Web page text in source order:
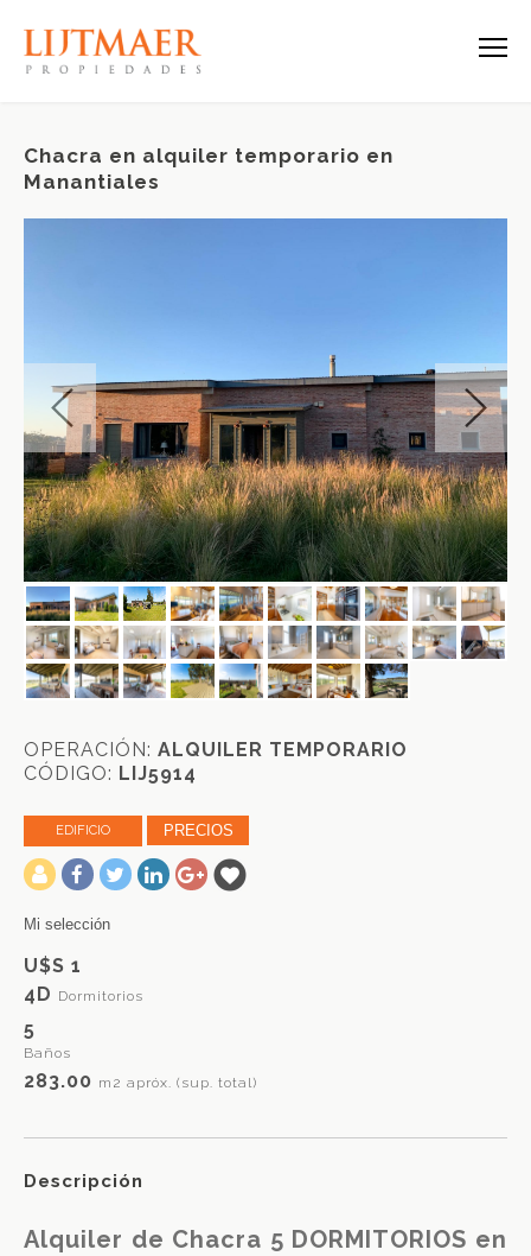
Chacra en alquiler temporario en
Manantiales
OPERACIÓN: ALQUILER TEMPORARIO
CÓDIGO: LIJ5914
EDIFICIO PRECIOS
-
Mi selección
U$S 1
4D Dormitorios
5
Baños
283.00 m2 apróx. (sup. total)
Descripción
Alquiler de Chacra 5 DORMITORIOS en